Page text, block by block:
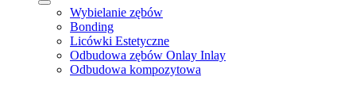
Wybielanie zębów
Bonding
Licówki Estetyczne
Odbudowa zębów Onlay Inlay
Odbudowa kompozytowa